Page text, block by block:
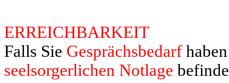
ERREICHBARKEIT
Falls Sie Gesprächsbedarf
seelsorgerlichen Notlage